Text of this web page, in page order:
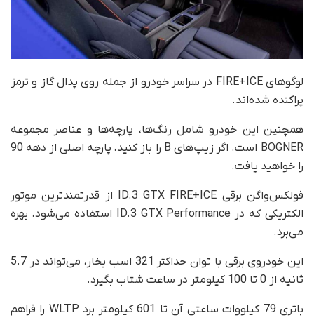
لوگوهای FIRE+ICE در سراسر خودرو از جمله روی پدال گاز و ترمز
پراکنده شده‌اند.
همچنین این خودرو شامل رنگ‌ها، پارچه‌ها و عناصر مجموعه
BOGNER است. اگر زیپ‌های B را باز کنید، پارچه اصلی از دهه 90
را خواهید یافت.
فولکس‌‌واگن برقی ID.3 GTX FIRE+ICE از قدرتمندترین موتور
الکتریکی که در ID.3 GTX Performance استفاده می‌شود، بهره
می‌برد.
این خودروی برقی با توان حداکثر 321 اسب بخار، می‌تواند در 5.7
ثانیه از 0 تا 100 کیلومتر در ساعت شتاب بگیرد.
باتری 79 کیلووات ساعتی آن تا 601 کیلومتر برد WLTP را فراهم